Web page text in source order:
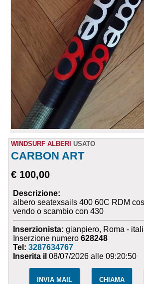
WINDSURF ALBERI USATO
CARBON ART
€ 100,00
Descrizione:
albero seatexsails 400 60C RDM
vendo o scambio con 430
Inserzionista: gianpiero, Roma -
Inserzione numero628248
Tel:3287634767
Inserita il 08/07/2026 alle 09:20:50
INVIA MAIL CHIAMA